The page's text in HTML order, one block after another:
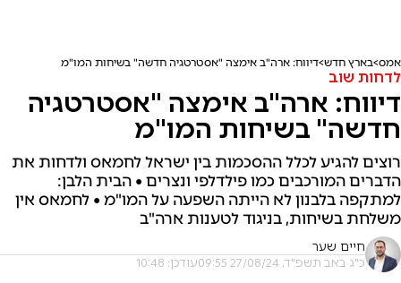
אמס בארץ חדש דיווח: ארה"ב אימצה "אסטרטגיה חדשה" בשיחות המו"מ
לדחות שוב
דיווח: ארה"ב אימצה "אסטרטגיה
חדשה" בשיחות המו"מ
רוצים להגיע לכלל ההסכמות בין ישראל לחמאס ולדחות את
הדברים המורכבים כמו פילדלפי ונצרים • הבית הלבן:
למתקפה בלבנון לא הייתה השפעה על המו"מ • לחמאס אין
משלחת בשיחות, בניגוד לטענות ארה"ב
חיים שער
כ"ג באב תשפ"ד, 27/08/24 09:55 עודכן: 10:48